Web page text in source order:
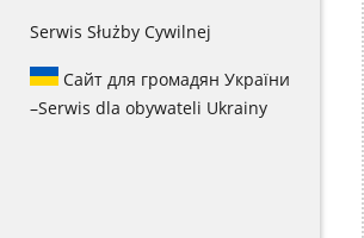
Serwis Służby Cywilnej
Сайт для громадян України
–Serwis dla obywateli Ukrainy